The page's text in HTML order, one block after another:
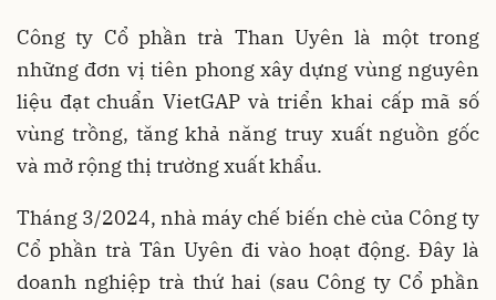
Công ty Cổ phần trà Than Uyên là một trong
những đơn vị tiên phong xây dựng vùng nguyên
liệu đạt chuẩn VietGAP và triển khai cấp mã số
vùng trồng, tăng khả năng truy xuất nguồn gốc
và mở rộng thị trường xuất khẩu.
Tháng 3/2024, nhà máy chế biến chè của Công ty
Cổ phần trà Tân Uyên đi vào hoạt động. Đây là
doanh nghiệp trà thứ hai (sau Công ty Cổ phần